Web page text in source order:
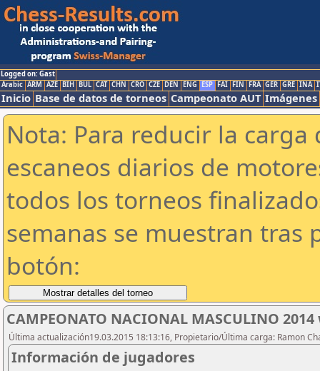
Logged on: Gast
Arabic ARM AZE BIH BUL CAT CHN CRO CZE DEN ENG ESP FAI FIN FRA GER GRE INA
Inicio Base de datos de torneos Campeonato AUT Imágenes
Nota: Para reducir la
escaneos diarios de
todos los torneos
semanas se muestran tras
botón:
CAMPEONATO NACIONAL MASCULINO
Última actualización19.03.2015 18:13:16, Propietario/Última carga: Ramon
Información de jugadores